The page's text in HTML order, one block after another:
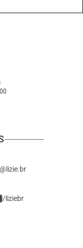
@lizie.br
/liziebr